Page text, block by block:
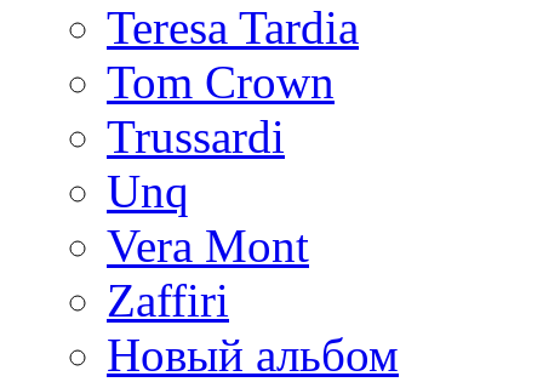
Teresa Tardia
Tom Crown
Trussardi
Unq
Vera Mont
Zaffiri
Новый альбом